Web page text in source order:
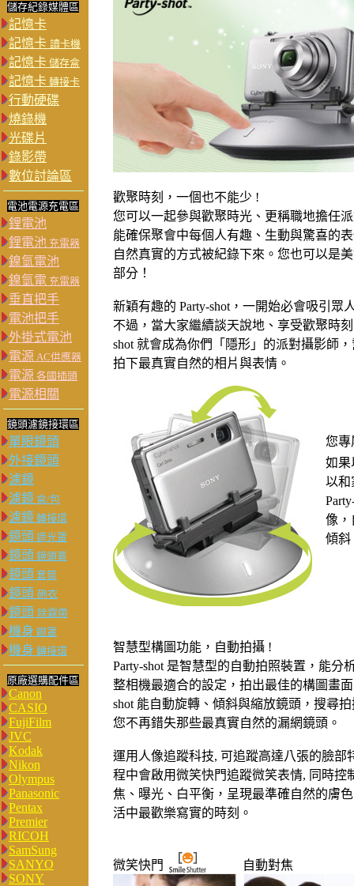
儲存紀錄媒體區
記憶卡
記憶卡 讀卡機
記憶卡 儲存盒
記憶卡 轉接卡
行動硬碟
燒錄機
光碟片
錄影帶
數位討論區
電池電源充電區
鋰電池
鋰電池 充電器
鎳氫電池
鎳氫電 充電器
垂直把手
電池把手
外掛式電池
電源 AC供應器
電源 各國插頭
電源相關
鏡頭濾鏡接環區
單眼鏡頭
外接鏡頭
濾鏡
濾鏡 盒/包
濾鏡 轉接環
鏡頭 遮光罩
鏡頭 鏡頭蓋
鏡頭 套筒
鏡頭 砲衣
鏡頭 除霧帶
機身 眼罩
機身 轉接環
原廠選購配件區
Canon
CASIO
FujiFilm
JVC
Kodak
Nikon
Olympus
Panasonic
Pentax
Premier
RICOH
SamSung
SANYO
SONY
歡聚時刻，一個也不能少 !
您可以一起參與歡聚時光、更稱職地擔任
能確保聚會中每個人有趣、生動與驚喜的
自然真實的方式被紀錄下來。您也可以是
部分！
新穎有趣的 Party-shot，一開始必會吸引眾
不過，當大家繼續談天說地、享受歡聚時刻
shot 就會成為你們「隱形」的派對攝影師
拍下最真實自然的相片與表情。
您專
如果
以和
像，
傾斜
智慧型構圖功能，自動拍攝 !
Party-shot 是智慧型的自動拍照裝置，能分
整相機最適合的設定，拍出最佳的構圖畫面
shot 能自動旋轉、傾斜與縮放鏡頭，搜尋
您不再錯失那些最真實自然的漏網鏡頭。
運用人像追蹤科技, 可追蹤高達八張的臉部
程中會啟用微笑快門追蹤微笑表情, 同時控
焦、曝光、白平衡，呈現最準確自然的膚
活中最歡樂寫實的時刻。
微笑快門 自動對焦